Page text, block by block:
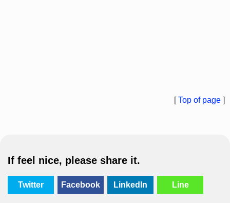
[Top of page ]
If feel nice, please share it.
Twitter Facebook LinkedIn Line